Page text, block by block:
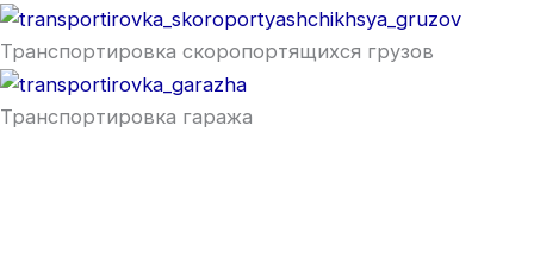
Транспортировка скоропортящихся грузов
Транспортировка гаража